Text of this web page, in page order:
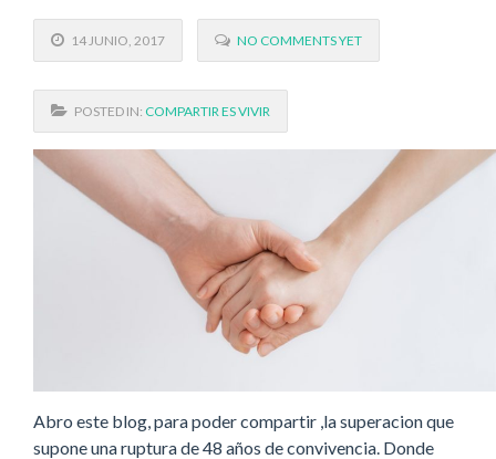
14 JUNIO, 2017 NO COMMENTS YET
POSTED IN: COMPARTIR ES VIVIR
Abro este blog, para poder compartir ,la superacion que
supone una ruptura de 48 años de convivencia. Donde